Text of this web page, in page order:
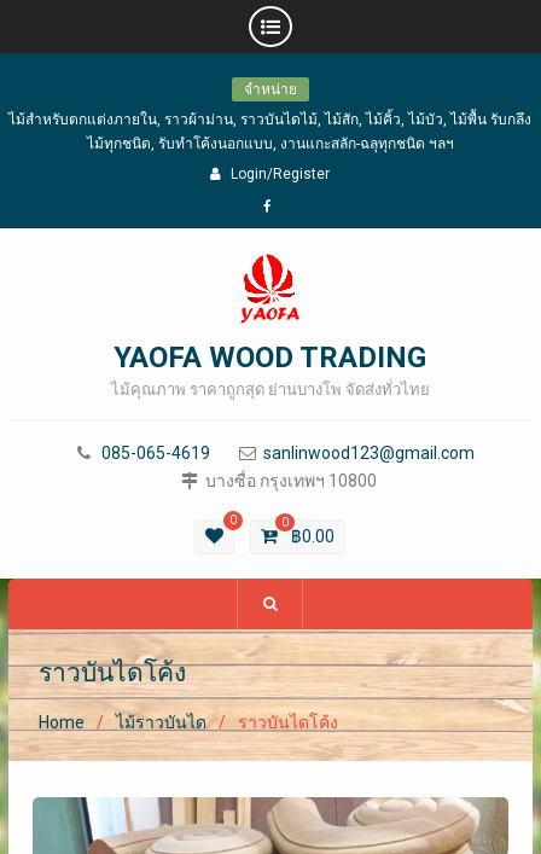
content
จำหน่าย
ไม้สำหรับตกแต่งภายใน, ราวผ้าม่าน, ราวบันไดไม้, ไม้สัก, ไม้คิ้ว, ไม้บัว, ไม้พื้น รับกลึง
ไม้ทุกชนิด, รับทำโค้งนอกแบบ, งานแกะสลัก-ฉลุทุกชนิด ฯลฯ
Login/Register
Facebook
YAOFA WOOD TRADING
ไม้คุณภาพ ราคาถูกสุด ย่านบางโพ จัดส่งทั่วไทย
085-065-4619
sanlinwood123@gmail.com
บางซื่อ กรุงเทพฯ 10800
0 0
฿0.00
ราวบันไดโค้ง
Home ไม้ราวบันได ราวบันไดโค้ง